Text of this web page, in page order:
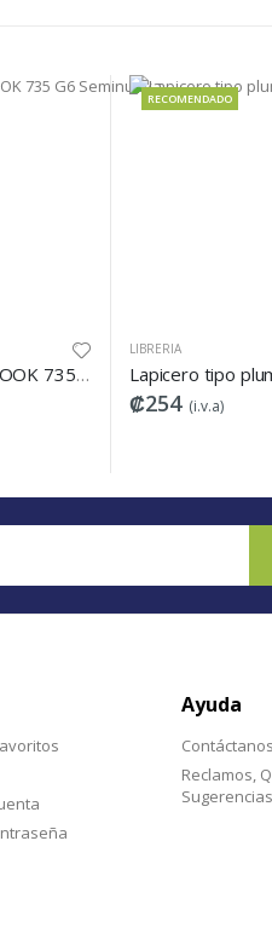
Laptop HP ELITEBOOK 735 G6 Seminueva
RECOMENDADO
LIBRERIA
₡254 (i.v.a)
Ayuda
Contáctanos
Reclamos,
Sugerencias